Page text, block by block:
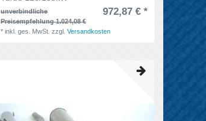
unverbindliche
Preisempfehlung 1.024,08 €
972,87 € *
*inkl. ges. MwSt. zzgl.Versandkosten